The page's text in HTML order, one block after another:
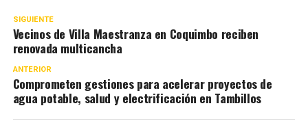
SIGUIENTE
Vecinos de Villa Maestranza en Coquimbo reciben
renovada multicancha
ANTERIOR
Comprometen gestiones para acelerar proyectos de
agua potable, salud y electrificación en Tambillos